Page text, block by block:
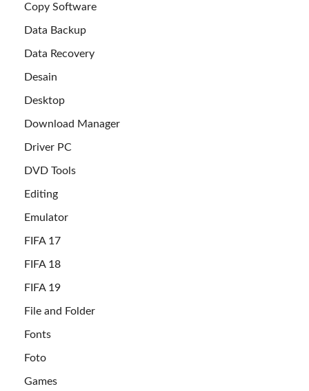
Copy Software
Data Backup
Data Recovery
Desain
Desktop
Download Manager
Driver PC
DVD Tools
Editing
Emulator
FIFA 17
FIFA 18
FIFA 19
File and Folder
Fonts
Foto
Games